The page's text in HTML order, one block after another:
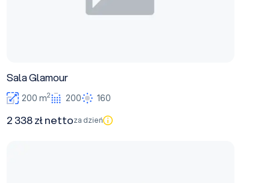
Sala Glamour
200 m2 200 160
2 338 zł nettoza dzień